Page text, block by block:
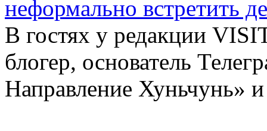
неформально встретить
В гостях у редакции
блогер, основатель
Направление Хуньчунь»